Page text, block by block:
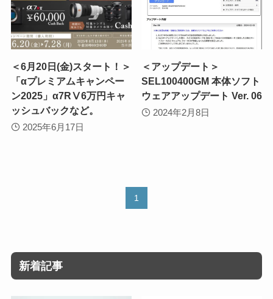
＜6月20日(金)スタート！＞
「αプレミアムキャンペー
ン2025」α7RⅤ6万円キャ
ッシュバックなど。
2025年6月17日
＜アップデート＞
SEL100400GM 本体ソフト
ウェアアップデート Ver. 06
2024年2月8日
1
新着記事